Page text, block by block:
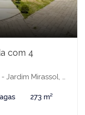
com 4
Golden Park Residence, Mirassol-SP
273 m²